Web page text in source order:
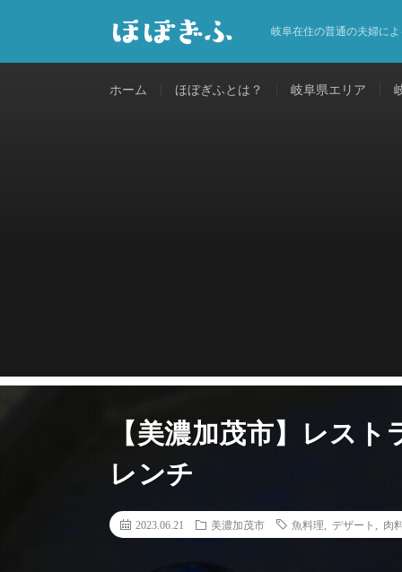
岐阜在住の普通の夫婦に
ホーム ほぼぎふとは？ 岐阜県エリア
【美濃加茂市】レス
レンチ
2023.06.21 美濃加茂市 魚料理 デザート 肉